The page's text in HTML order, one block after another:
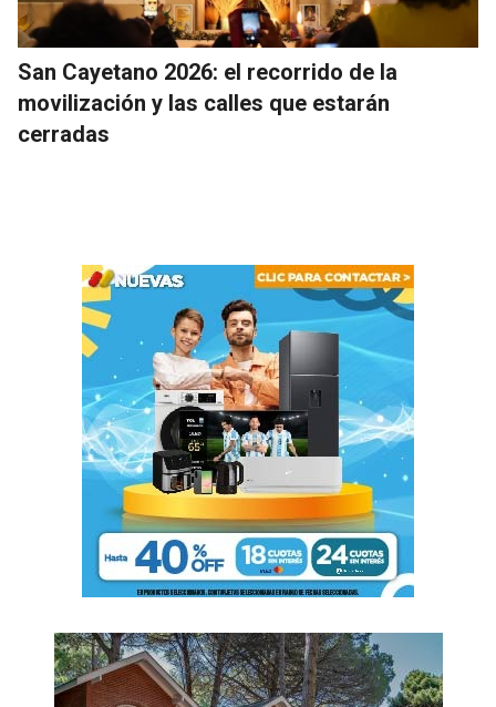
San Cayetano 2026: el recorrido de la
movilización y las calles que estarán
cerradas